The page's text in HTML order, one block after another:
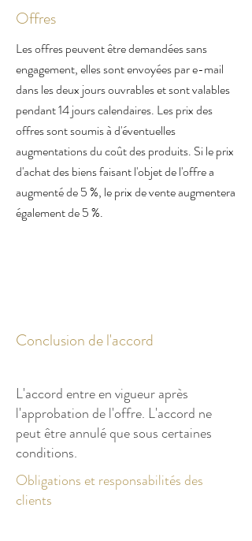
Offres
Les offres peuvent être demandées sans
engagement, elles sont envoyées par e-mail
dans les deux jours ouvrables et sont valables
pendant 14 jours calendaires. Les prix des
offres sont soumis à d'éventuelles
augmentations du coût des produits. Si le prix
d'achat des biens faisant l'objet de l'offre a
augmenté de 5 %, le prix de vente augmentera
également de 5 %.
Conclusion de l'accord
L'accord entre en vigueur après
l'approbation de l'offre. L'accord ne
peut être annulé que sous certaines
conditions.
Obligations et responsabilités des
clients